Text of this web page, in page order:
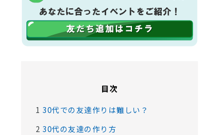
目次
1 30代での友達作りは難しい？
2 30代の友達の作り方